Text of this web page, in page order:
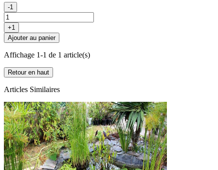
-1
+1
Ajouter au panier
Affichage 1-1 de 1 article(s)
Retour en haut
Articles Similaires